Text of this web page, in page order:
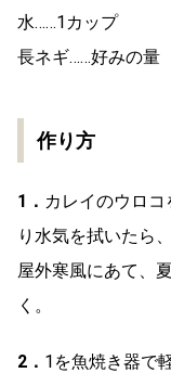
水……1カップ
長ネギ……好みの量
作り方
1． カレイのウロ
り水気を拭いたら
屋外寒風にあて、
く。
2． 1を魚焼き器で